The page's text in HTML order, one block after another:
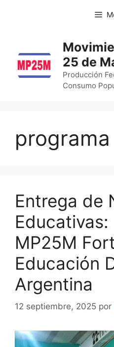
25 de
Producción
Consumo
Entrega de
Educativas:
MP25M
Educación
Argentina
12 septiembre, 2025 por